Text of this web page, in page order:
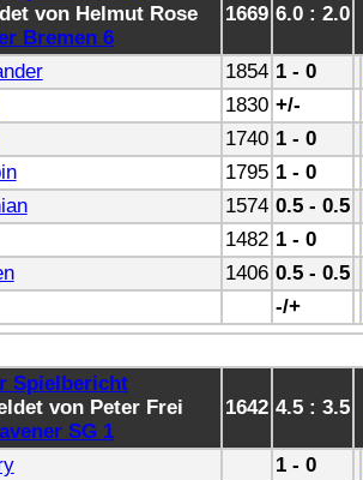
Bremen 6
1669 6.0 : 2.0
1854 1 - 0
1830 +/-
1740 1 - 0
1795 1 - 0
1574 0.5 - 0.5
1482 1 - 0
1406 0.5 - 0.5
-/+
SG 1
1642 4.5 : 3.5
1 - 0